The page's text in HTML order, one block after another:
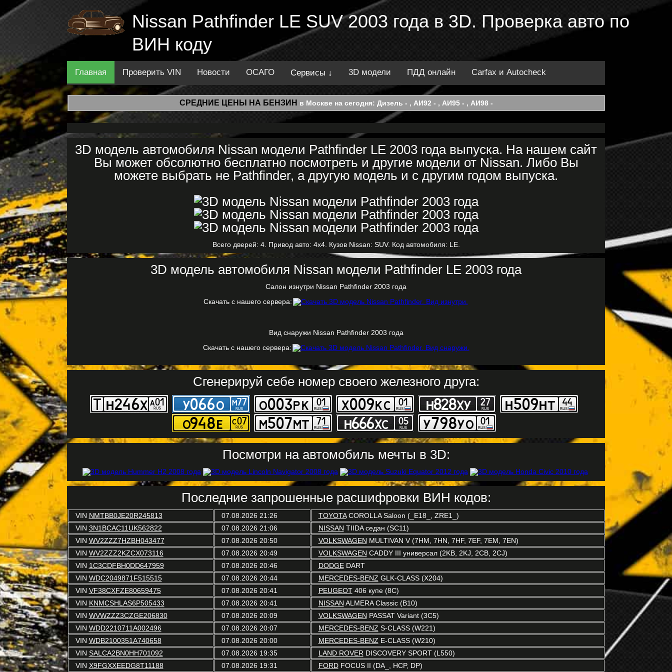
Nissan Pathfinder LE SUV 2003 года в 3D. Проверка авто по
ВИН коду
Главная Проверить VIN Новости ОСАГО Сервисы ↓ 3D модели ПДД онлайн Carfax и Autocheck
СРЕДНИЕ ЦЕНЫ НА БЕНЗИН в Москве на сегодня: Дизель - , АИ92 - , АИ95 - , АИ98 -
3D модель автомобиля Nissan модели Pathfinder LE 2003 года выпуска. На нашем сайт
Вы может обсолютно бесплатно посмотреть и другие модели от Nissan. Либо Вы
можете выбрать не Pathfinder, а другую модель и с другим годом выпуска.
Всего дверей: 4. Привод авто: 4x4. Кузов Nissan: SUV. Код автомобиля: LE.
3D модель автомобиля Nissan модели Pathfinder LE 2003 года
Салон изнутри Nissan Pathfinder 2003 года
Скачать с нашего сервера:
Вид снаружи Nissan Pathfinder 2003 года
Скачать с нашего сервера:
Сгенерируй себе номер своего железного друга:
Посмотри на автомобиль мечты в 3D:
Последние запрошенные расшифровки ВИН кодов:
VIN NMTBB0JE20R245813 07.08.2026 21:26 TOYOTACOROLLA Saloon (_E18_, ZRE1_)
VIN 3N1BCAC11UK562822 07.08.2026 21:06 NISSAN TIIDA седан (SC11)
VIN WV2ZZZ7HZBH043477 07.08.2026 20:50 VOLKSWAGEN MULTIVAN V (7HM, 7HN, 7HF, 7EF, 7EM, 7EN)
VIN WV2ZZZ2KZCX073116 07.08.2026 20:49 VOLKSWAGEN CADDY III универсал (2KB, 2KJ, 2CB, 2CJ)
VIN 1C3CDFBH0DD647959 07.08.2026 20:46 DODGEDART
VIN WDC2049871F515515 07.08.2026 20:44 MERCEDES-BENZ GLK-CLASS (X204)
VIN VF38CXFZE80659475 07.08.2026 20:41 PEUGEOT406 купе (8C)
VIN KNMCSHLAS6P505433 07.08.2026 20:41 NISSAN ALMERA Classic (B10)
VIN WVWZZZ3CZGE206830 07.08.2026 20:09 VOLKSWAGEN PASSAT Variant (3C5)
VIN WDD2210711A002496 07.08.2026 20:07 MERCEDES-BENZ S-CLASS (W221)
VIN WDB2100351A740658 07.08.2026 20:00 MERCEDES-BENZ E-CLASS (W210)
VIN SALCA2BN0HH701092 07.08.2026 19:35 LAND ROVER DISCOVERY SPORT (L550)
VIN X9FGXXEEDG8T11188 07.08.2026 19:31 FORDFOCUS II (DA_, HCP, DP)